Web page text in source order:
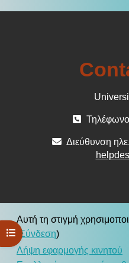
Άνοιγμα ευρετηρίου μαθήματος
Διεύθυνση
Αυτή τη στιγμή
Σύνδεση)
Λήψη εφαρμογής κινητού